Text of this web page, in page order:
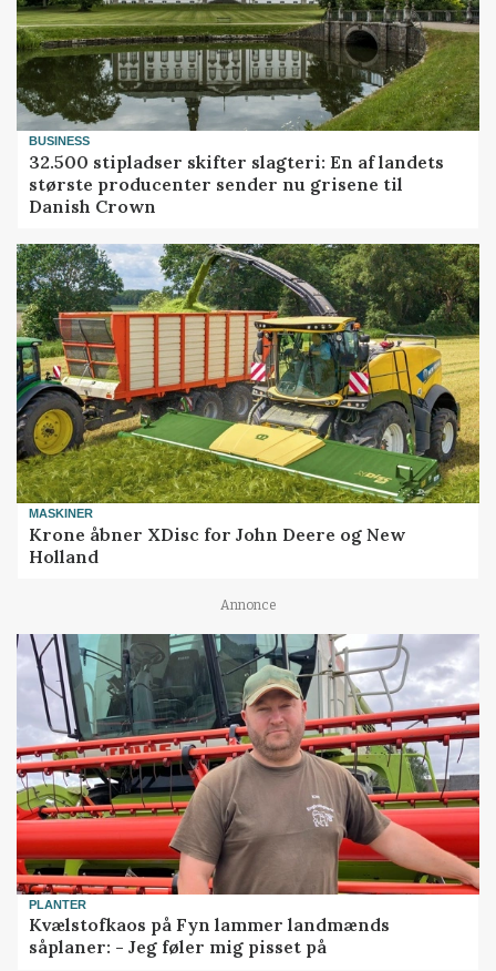
BUSINESS
32.500 stipladser skifter slagteri: En af landets
største producenter sender nu grisene til
Danish Crown
MASKINER
Krone åbner XDisc for John Deere og New
Holland
Annonce
PLANTER
Kvælstofkaos på Fyn lammer landmænds
såplaner: - Jeg føler mig pisset på